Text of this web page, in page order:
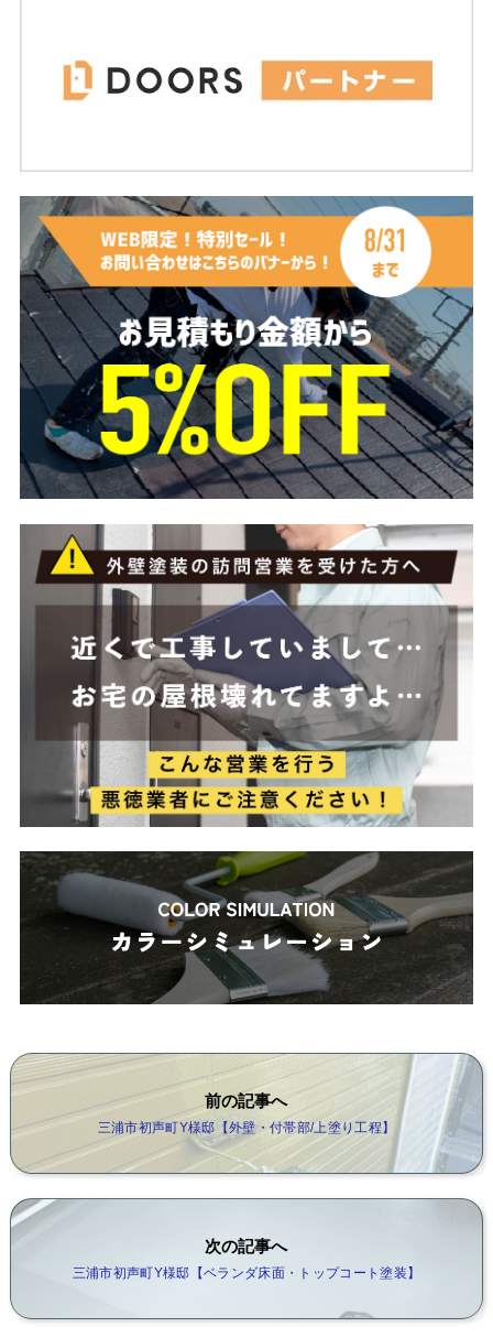
前の記事へ
三浦市初声町Y様邸【外壁・付帯部/上塗り工程】
次の記事へ
三浦市初声町Y様邸【ベランダ床面・トップコート塗装】